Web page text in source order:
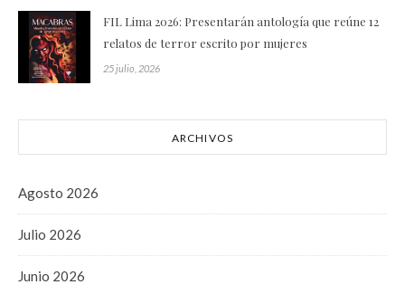
FIL Lima 2026: Presentarán antología que reúne 12
relatos de terror escrito por mujeres
25 julio, 2026
ARCHIVOS
Agosto 2026
Julio 2026
Junio 2026